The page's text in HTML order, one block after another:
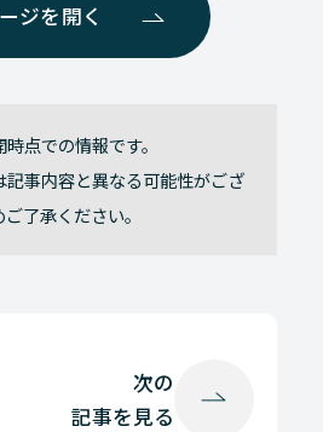
ジを開く
点での情報です。
事内容と異なる可能性がござ
了承ください。
次の
記事を見る